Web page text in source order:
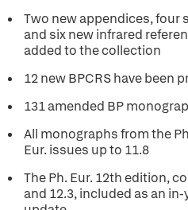
Two new appendices, four
and six new infrared
added to the collection
12 new BPCRS have been
131 amended BP
All monographs from the
Eur. issues up to 11.8
The Ph. Eur. 12th edition,
and 12.3, included as an